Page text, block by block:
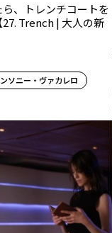
、トレンチコートを
Trench | 大人の新
ソニー・ヴァカレロ